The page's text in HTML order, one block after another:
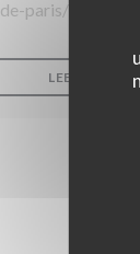
de-paris/l-
LEES HET